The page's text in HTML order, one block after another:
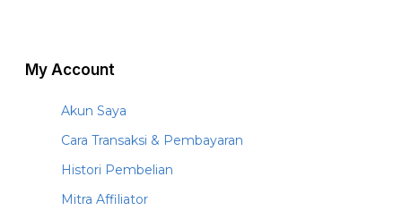
My Account
Akun Saya
Cara Transaksi & Pembayaran
Histori Pembelian
Mitra Affiliator